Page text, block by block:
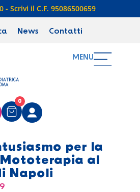
Scrivi il C.F. 95086500659
News Contatti
MENU
0
per la
al
Napoli